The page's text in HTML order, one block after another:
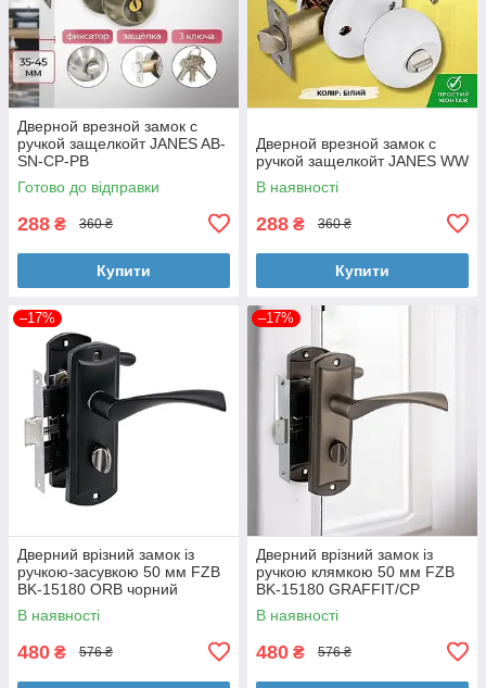
Дверной врезной замок с
ручкой защелкойт JANES AB-
SN-CP-PB
Готово до відправки
288 ₴ 360 ₴
Купити
Дверной врезной замок с
ручкой защелкойт JANES WW
В наявності
288 ₴ 360 ₴
Купити
–17%
Дверний врізний замок із
ручкою-засувкою 50 мм FZB
BK-15180 ORB чорний
В наявності
480 ₴ 576 ₴
–17%
Дверний врізний замок із
ручкою клямкою 50 мм FZB
BK-15180 GRAFFIT/CP
графіт
В наявності
480 ₴ 576 ₴